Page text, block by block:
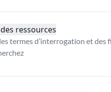
ressources
termes d’interrogation et des